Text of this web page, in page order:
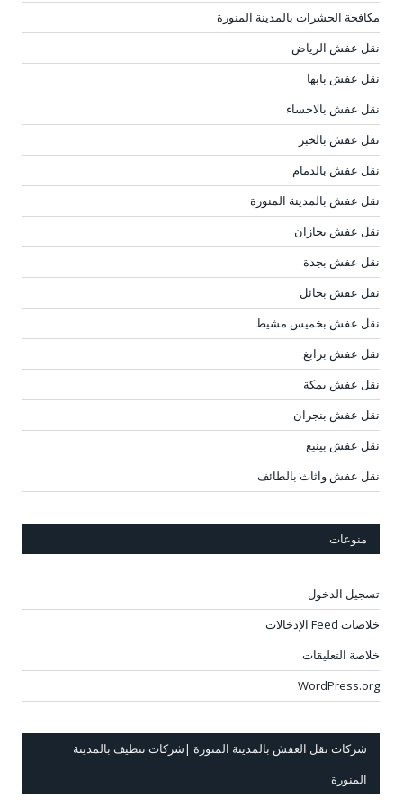
مكافحة الحشرات بالمدينة المنورة
نقل عفش الرياض
نقل عفش بابها
نقل عفش بالاحساء
نقل عفش بالخبر
نقل عفش بالدمام
نقل عفش بالمدينة المنورة
نقل عفش بجازان
نقل عفش بجدة
نقل عفش بحائل
نقل عفش بخميس مشيط
نقل عفش برابغ
نقل عفش بمكة
نقل عفش بنجران
نقل عفش بينبع
نقل عفش واثاث بالطائف
منوعات
تسجيل الدخول
خلاصات Feed الإدخالات
خلاصة التعليقات
WordPress.org
شركات نقل العفش بالمدينة المنورة |شركات تنظيف بالمدينة
المنورة